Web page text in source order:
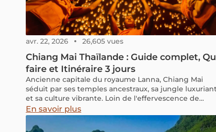
avr. 22, 2026 26,605 vues
Chiang Mai Thaïlande : Guide complet,
faire et Itinéraire 3 jours
Ancienne capitale du royaume Lanna, Chiang Mai
séduit par ses temples ancestraux, sa jungle
et sa culture vibrante. Loin de l'effervescence de
Bangkok, la métropole du nord de la Thaïlande vous
invite à ralentir. Découvrez que faire, quand partir et
notre itinéraire optimisé pour votre futur séjour.
En savoir plus